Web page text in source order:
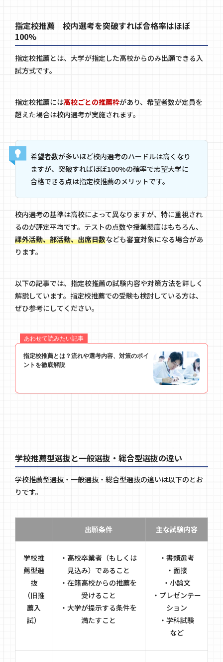
指定校推薦｜校内選考を突破すれば合格率はほぼ
100%
指定校推薦とは、大学が指定した高校からのみ出願できる入
試方式です。
指定校推薦には高校ごとの推薦枠があり、希望者数が定員を
超えた場合は校内選考が実施されます。
希望者数が多いほど校内選考のハードルは高くなり
ますが、突破すればほぼ100%の確率で志望大学に
合格できる点は指定校推薦のメリットです。
校内選考の基準は高校によって異なりますが、特に重視され
るのが評定平均です。テストの点数や授業態度はもちろん、
課外活動、部活動、出席日数なども審査対象になる場合があ
ります。
以下の記事では、指定校推薦の試験内容や対策方法を詳しく
解説しています。指定校推薦での受験も検討している方は、
ぜひ参考にしてください。
学校推薦型選抜と一般選抜・総合型選抜の違い
学校推薦型選抜・一般選抜・総合型選抜の違いは以下のとお
りです。
出願条件 主な試験内容
学校推
薦型選
抜
（旧推
薦入
試）
・高校卒業者（もしくは
見込み）であること
・在籍高校からの推薦を
受けること
・大学が提示する条件を
満たすこと
・書類選考
・面接
・小論文
・プレゼンテー
ション
・学科試験
など